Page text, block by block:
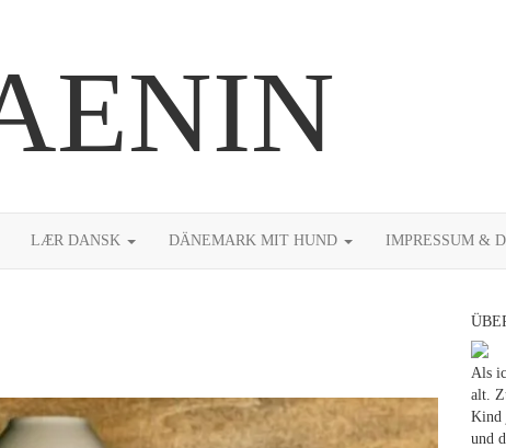
LÆR DANSK DÄNEMARK MIT HUND IMPRESSUM &
Als
alt.
Kind
und